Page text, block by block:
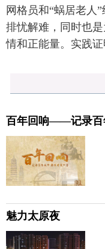
网格员和“蜗居老人
排忧解难，同时也
情和正能量。实践
百年回响——记录百
魅力太原夜